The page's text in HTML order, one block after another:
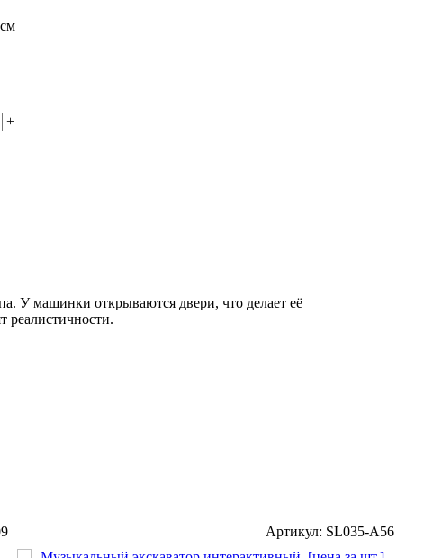
+
У машинки открываются двери, что делает её
реалистичности.
Артикул: SL035-A56